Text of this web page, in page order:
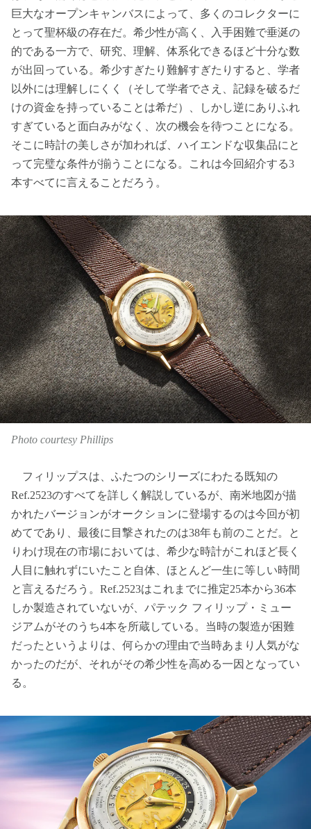
巨大なオープンキャンバスによって、多くのコレクターに
とって聖杯級の存在だ。希少性が高く、入手困難で垂涎の
的である一方で、研究、理解、体系化できるほど十分な数
が出回っている。希少すぎたり難解すぎたりすると、学者
以外には理解しにくく（そして学者でさえ、記録を破るだ
けの資金を持っていることは希だ）、しかし逆にありふれ
すぎていると面白みがなく、次の機会を待つことになる。
そこに時計の美しさが加われば、ハイエンドな収集品にと
って完璧な条件が揃うことになる。これは今回紹介する3
本すべてに言えることだろう。
Photo courtesy Phillips
フィリップスは、ふたつのシリーズにわたる既知の
Ref.2523のすべてを詳しく解説しているが、南米地図が描
かれたバージョンがオークションに登場するのは今回が初
めてであり、最後に目撃されたのは38年も前のことだ。と
りわけ現在の市場においては、希少な時計がこれほど長く
人目に触れずにいたこと自体、ほとんど一生に等しい時間
と言えるだろう。Ref.2523はこれまでに推定25本から36本
しか製造されていないが、パテック フィリップ・ミュー
ジアムがそのうち4本を所蔵している。当時の製造が困難
だったというよりは、何らかの理由で当時あまり人気がな
かったのだが、それがその希少性を高める一因となってい
る。